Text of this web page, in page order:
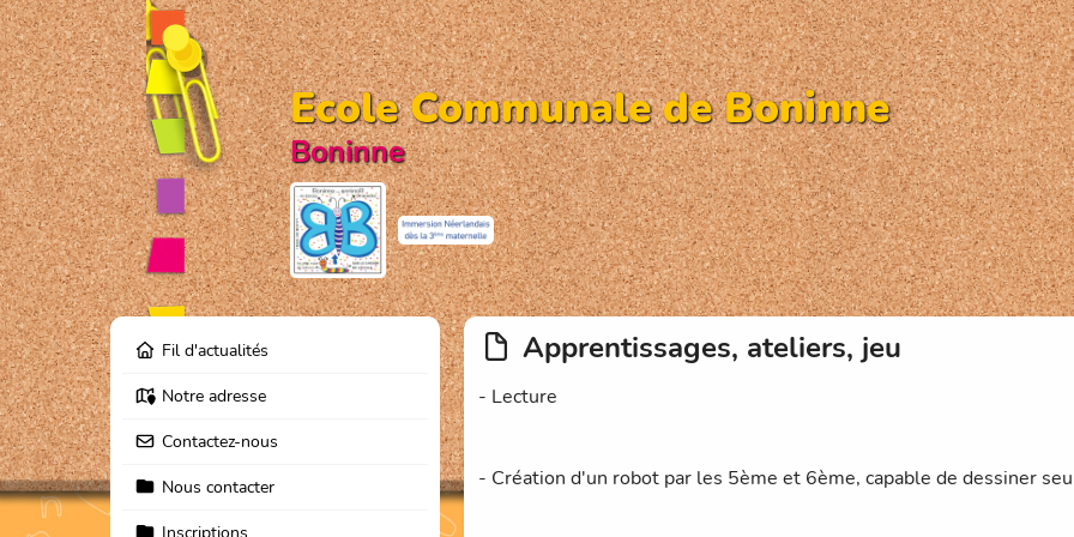
Ecole Communale de Boninne
Boninne
Fil d'actualités
Notre adresse
Contactez-nous
Nous contacter
Apprentissages, ateliers, jeu
- Lecture
- Création d'un robot par les 5ème et 6ème, capable de dessiner